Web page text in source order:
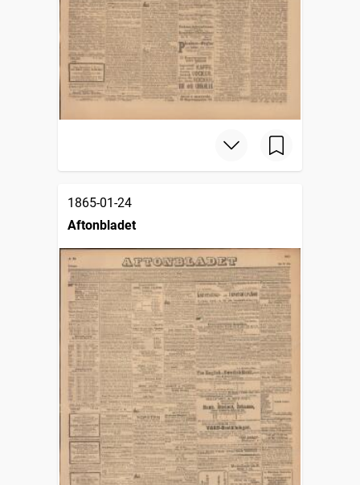
1865-01-24
Aftonbladet